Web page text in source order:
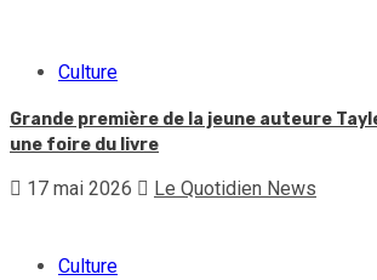
Culture
Grande première de la jeune auteure
une foire du livre
17 mai 2026 Le Quotidien News
Culture